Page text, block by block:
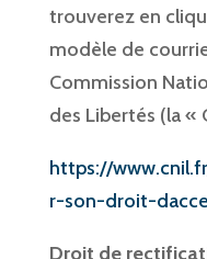
trouverez en
modèle de
Commission
des Libertés (la «
https://
r-son-droit-
Droit de